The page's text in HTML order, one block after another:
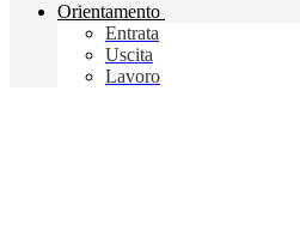
Orientamento
Entrata
Uscita
Lavoro